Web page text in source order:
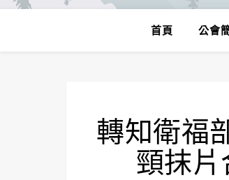
首頁 公會
轉知衛福
頸抹片